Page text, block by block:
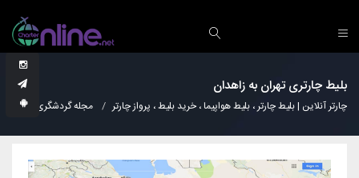
بلیط چارتری تهران به زاهدان
چارتر آنلاین | بلیط چارتر ، بلیط هواپیما ، خرید بلیط ، پرواز چارتر مجله گردشگری